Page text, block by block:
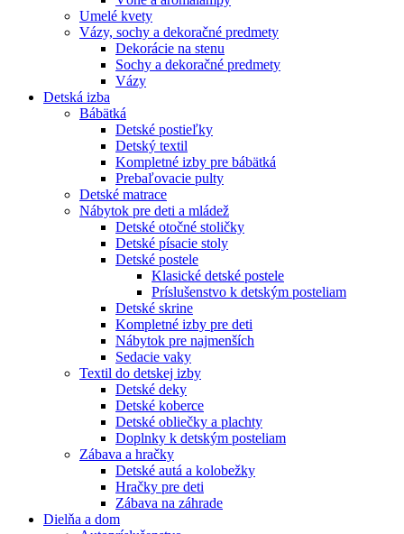
Umelé kvety
Vázy, sochy a dekoračné predmety
Dekorácie na stenu
Sochy a dekoračné predmety
Vázy
Detská izba
Bábätká
Detské postieľky
Detský textil
Kompletné izby pre bábätká
Prebaľovacie pulty
Detské matrace
Nábytok pre deti a mládež
Detské otočné stoličky
Detské písacie stoly
Detské postele
Klasické detské postele
Príslušenstvo k detským posteliam
Detské skrine
Kompletné izby pre deti
Nábytok pre najmenších
Sedacie vaky
Textil do detskej izby
Detské deky
Detské koberce
Detské obliečky a plachty
Doplnky k detským posteliam
Zábava a hračky
Detské autá a kolobežky
Hračky pre deti
Zábava na záhrade
Dielňa a dom